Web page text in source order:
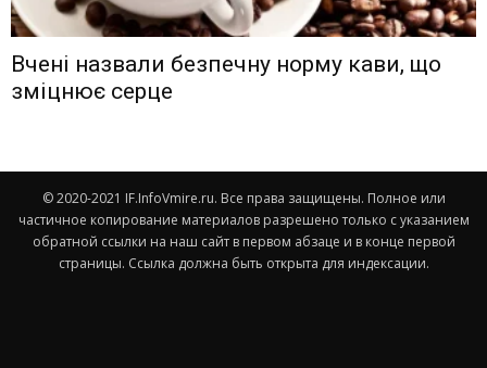
Вчені назвали безпечну норму кави, що
зміцнює серце
© 2020-2021 IF.InfoVmire.ru. Все права защищены. Полное или
частичное копирование материалов разрешено только с указанием
обратной ссылки на наш сайт в первом абзаце и в конце первой
страницы. Ссылка должна быть открыта для индексации.